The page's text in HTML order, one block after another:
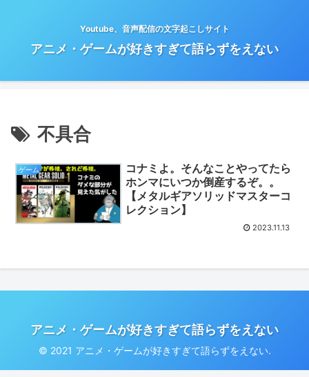
Youtube、音声配信の文字起こしサイト
アニメ・ゲームが好きすぎて語らずをえない
不具合
ゲーム
コナミよ。そんなことやってたら
ホンマにいつか倒産するぞ。。
【メタルギアソリッドマスターコ
レクション】
2023.11.13
アニメ・ゲームが好きすぎて語らずをえない
© 2021 アニメ・ゲームが好きすぎて語らずをえない.